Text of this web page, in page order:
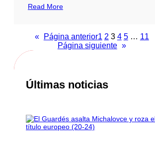
Read More
« Página anterior1 2 3 4 5 … 11
Página siguiente »
Últimas noticias